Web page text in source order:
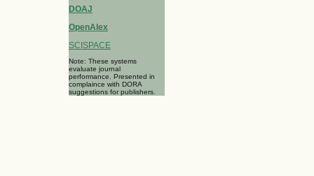
DOAJ
OpenAlex
SCISPACE
Note: These systems
evaluate journal
performance. Presented in
complaince with DORA
suggestions for publishers.